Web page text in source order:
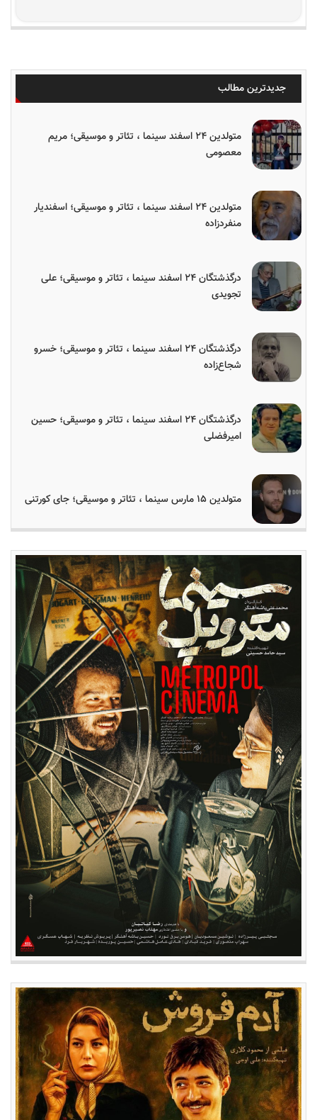
جدیدترین مطالب
متولدین ۲۴ اسفند سینما ، تئاتر و موسیقی؛ مریم
معصومی
متولدین ۲۴ اسفند سینما ، تئاتر و موسیقی؛ اسفندیار
منفردزاده
درگذشتگان ۲۴ اسفند سینما ، تئاتر و موسیقی؛ علی
تجویدی
درگذشتگان ۲۴ اسفند سینما ، تئاتر و موسیقی؛ خسرو
شجاع‌زاده
درگذشتگان ۲۴ اسفند سینما ، تئاتر و موسیقی؛ حسین
امیرفضلی
متولدین ۱۵ مارس سینما ، تئاتر و موسیقی؛ جای کورتنی